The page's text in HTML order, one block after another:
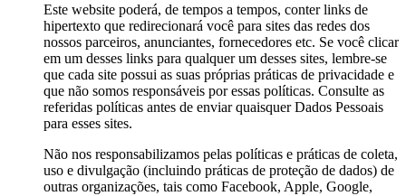
Este website poderá, de tempos a tempos, conter links de
hipertexto que redirecionará você para sites das redes dos
nossos parceiros, anunciantes, fornecedores etc. Se você clicar
em um desses links para qualquer um desses sites, lembre-se
que cada site possui as suas próprias práticas de privacidade e
que não somos responsáveis por essas políticas. Consulte as
referidas políticas antes de enviar quaisquer Dados Pessoais
para esses sites.
Não nos responsabilizamos pelas políticas e práticas de coleta,
uso e divulgação (incluindo práticas de proteção de dados) de
outras organizações, tais como Facebook, Apple, Google,